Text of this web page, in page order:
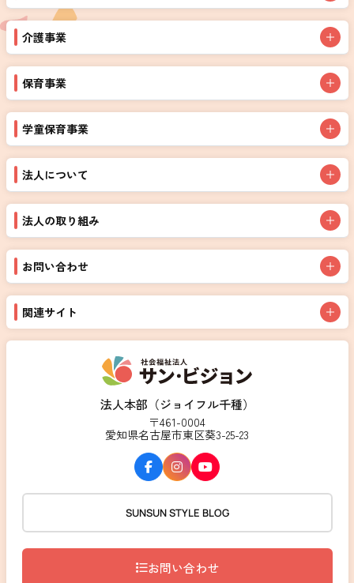
法人本部（ジョイフル千種）
〒461-0004
愛知県名古屋市東区葵3-25-23
SUNSUN STYLE BLOG
お問い合わせ
介護事業
保育事業
学童保育事業
法人について
法人の取り組み
お問い合わせ
関連サイト